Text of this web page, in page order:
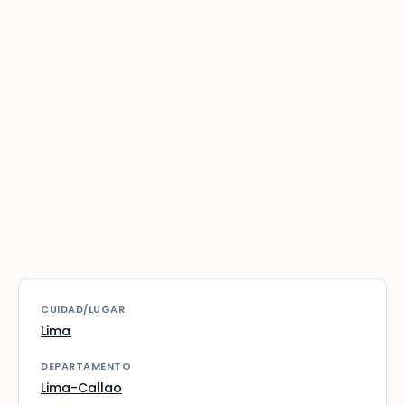
CUIDAD/LUGAR
Lima
DEPARTAMENTO
Lima-Callao